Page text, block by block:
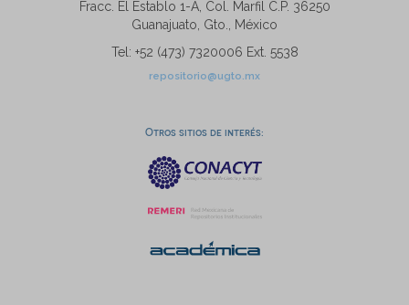
Fracc. El Establo 1-A, Col. Marfil C.P. 36250
Guanajuato, Gto., México
Tel: +52 (473) 7320006 Ext. 5538
repositorio@ugto.mx
Otros sitios de interés: